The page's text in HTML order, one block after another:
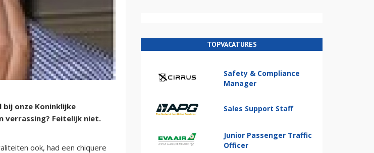
onze Koninklijke
verrassing? Feitelijk niet.
ook, had een chiquere
TOPVACATURES
Safety & Compliance
Manager
Sales Support Staff
Junior Passenger Traffic
Officer